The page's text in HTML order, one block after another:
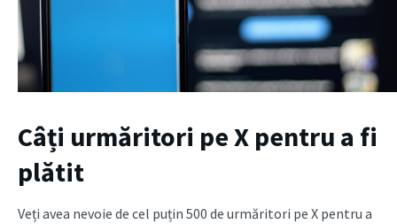
Câți urmăritori pe X pentru a fi
plătit
Veți avea nevoie de cel puțin 500 de urmăritori pe X pentru a